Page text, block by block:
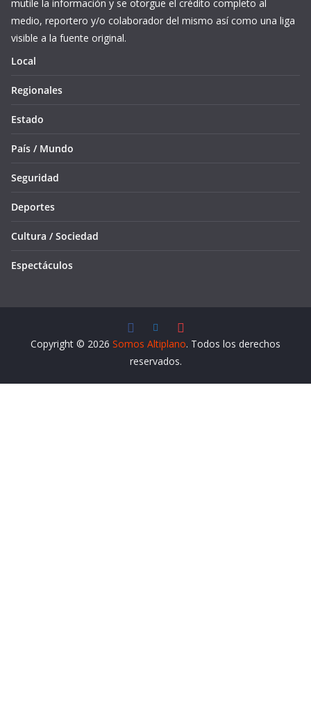
mutile la información y se otorgue el crédito completo al
medio, reportero y/o colaborador del mismo así como una liga
visible a la fuente original.
Local
Regionales
Estado
País / Mundo
Seguridad
Deportes
Cultura / Sociedad
Espectáculos
Copyright © 2026 Somos Altiplano. Todos los derechos
reservados.